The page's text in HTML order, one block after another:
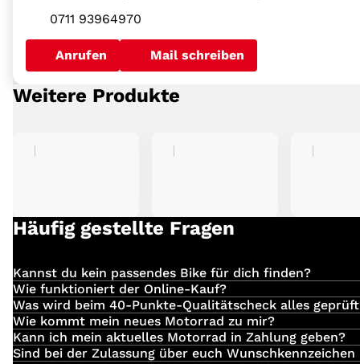
0711 93964970
Anrufen Mail schreiben
Weitere Produkte
Häufig gestellte Fragen
Kannst du kein passendes Bike für dich finden?
Einfachhierklicken und deinen Suchauftrag für dein
Ankaufteam begibt sich für dich auf die Suche nach
Wie funktioniert der Online-Kauf?
Du hast dein Traum-Bike bei uns entdeckt?
Dann komm vorbei, setze dich telefonisch oder via E-
angezeigten Kundenberaterin in Verbindung. Hier
Was wird beim 40-Punkte-Qualitätscheck alles
Folgendes wird von uns überprüft:
Fahrwerk
Wie kommt mein neues Motorrad zu mir?
Die Anlieferung erfolgt direkt durch unsere eigenen
werden von dem Fahrer / der Fahrerin vor Ort an
Kann ich mein aktuelles Motorrad in Zahlung geben?
Die Inzahlungnahme deines Fahrzeugs ist gerne
Sind bei der Zulassung über euch Wunschkennzeichen